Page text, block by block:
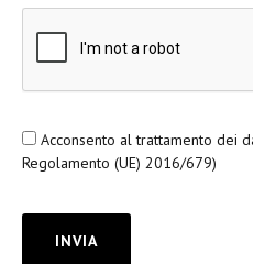
Acconsento al trattamento dei
Regolamento (UE) 2016/679)